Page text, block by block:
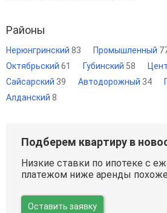
Районы
Нерюнгринский 83 Промышленный
Октябрьский 61 Губинский 58
Сайсарский 39 Автодорожный 34
Алданский 8
Подберем квартиру в
Низкие ставки по ипотеке с
платежом ниже аренды
Оставить заявку